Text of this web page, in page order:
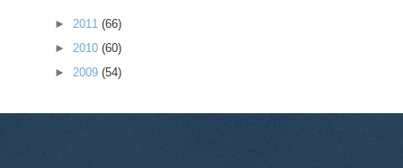
► 2011 (66)
► 2010 (60)
► 2009 (54)